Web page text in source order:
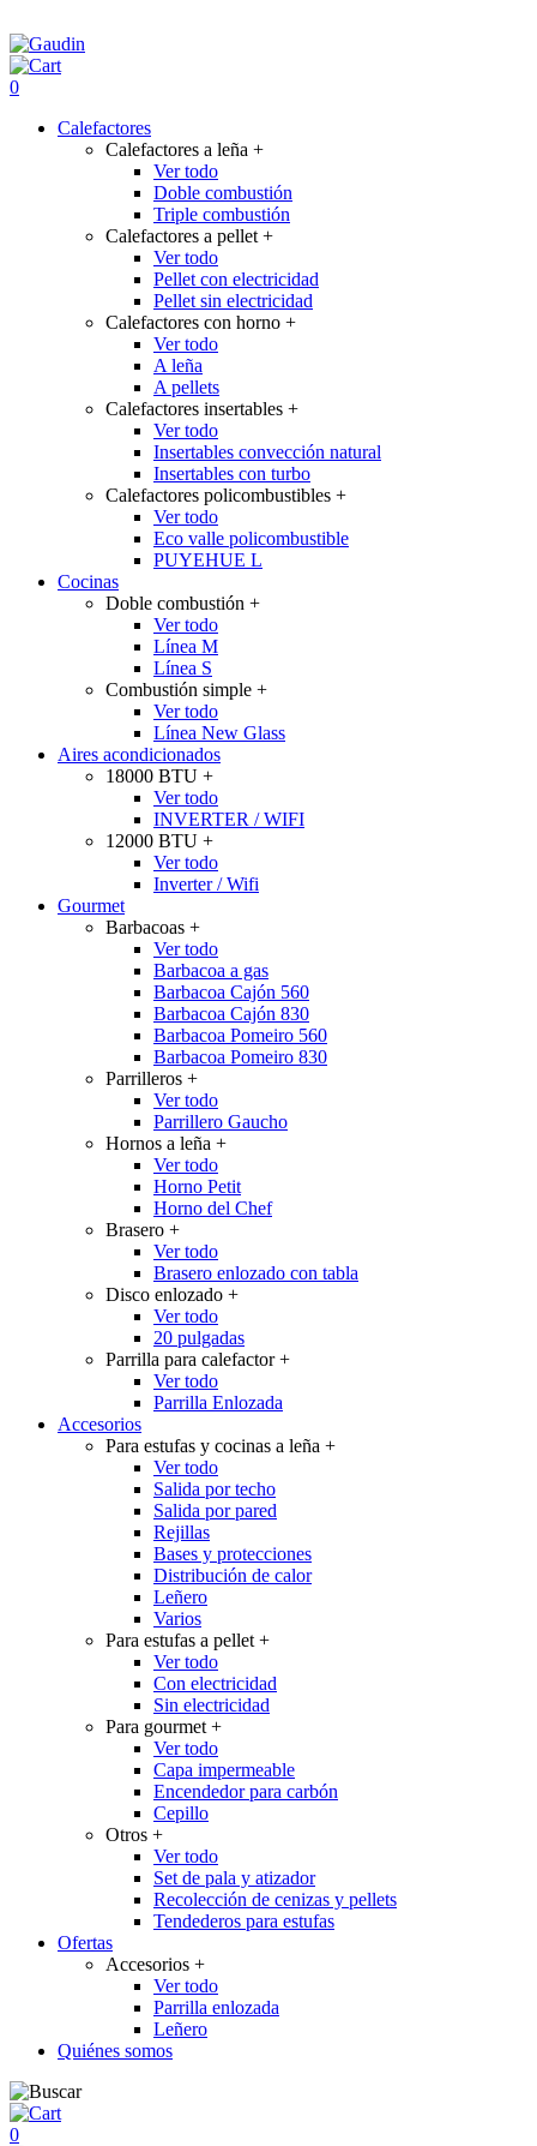
0
Calefactores
Calefactores a leña +
Ver todo
Doble combustión
Triple combustión
Calefactores a pellet +
Ver todo
Pellet con electricidad
Pellet sin electricidad
Calefactores con horno +
Ver todo
A leña
A pellets
Calefactores insertables +
Ver todo
Insertables convección natural
Insertables con turbo
Calefactores policombustibles +
Ver todo
Eco valle policombustible
PUYEHUE L
Cocinas
Doble combustión +
Ver todo
Línea M
Línea S
Combustión simple +
Ver todo
Línea New Glass
Aires acondicionados
18000 BTU +
Ver todo
INVERTER / WIFI
12000 BTU +
Ver todo
Inverter / Wifi
Gourmet
Barbacoas +
Ver todo
Barbacoa a gas
Barbacoa Cajón 560
Barbacoa Cajón 830
Barbacoa Pomeiro 560
Barbacoa Pomeiro 830
Parrilleros +
Ver todo
Parrillero Gaucho
Hornos a leña +
Ver todo
Horno Petit
Horno del Chef
Brasero +
Ver todo
Brasero enlozado con tabla
Disco enlozado +
Ver todo
20 pulgadas
Parrilla para calefactor+
Ver todo
Parrilla Enlozada
Accesorios
Para estufas y cocinas a leña +
Ver todo
Salida por techo
Salida por pared
Rejillas
Bases y protecciones
Distribución de calor
Leñero
Varios
Para estufas a pellet +
Ver todo
Con electricidad
Sin electricidad
Para gourmet +
Ver todo
Capa impermeable
Encendedor para carbón
Cepillo
Otros +
Ver todo
Set de pala y atizador
Recolección de cenizas y pellets
Tendederos para estufas
Ofertas
Accesorios +
Ver todo
Parrilla enlozada
Leñero
Quiénes somos
0